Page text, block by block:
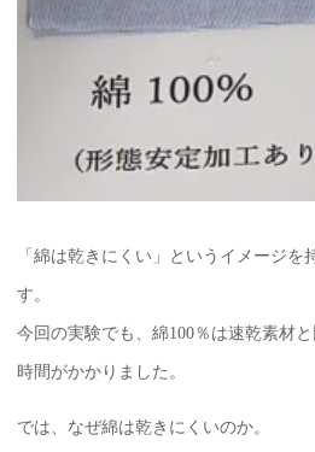
「綿は乾きにくい」というイメージを
す。
今回の実験でも、綿100％は速乾素材
時間がかかりました。
では、なぜ綿は乾きにくいのか。